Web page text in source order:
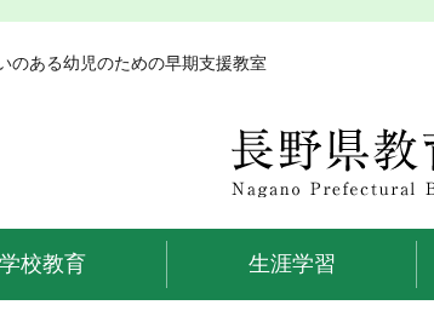
のある幼児のための早期支援教室
長野県教育委員会
学校教育 生涯学習